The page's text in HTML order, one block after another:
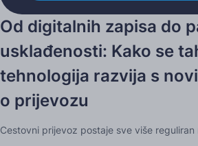
Od digitalnih zapisa do
usklađenosti: Kako se
tehnologija razvija s
o prijevozu
Cestovni prijevoz postaje sve više